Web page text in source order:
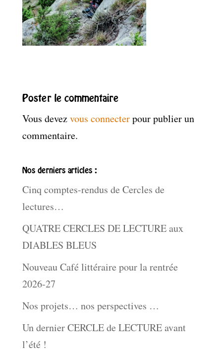
Poster le commentaire
Vous devezvous connecterpour publier un
commentaire.
Nos derniers articles :
Cinq comptes-rendus de Cercles de
lectures…
QUATRE CERCLES DE LECTURE aux
DIABLES BLEUS
Nouveau Café littéraire pour la rentrée
2026-27
Nos projets… nos perspectives …
Un dernier CERCLE de LECTURE avant
l’été !